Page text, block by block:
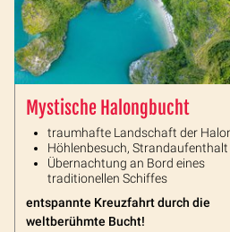
Mystische Halongbucht
traumhafte Landschaft der
Höhlenbesuch, Strandaufenthalt
Übernachtung an Bord eines
traditionellen Schiffes
entspannte Kreuzfahrt durch die
weltberühmte Bucht!